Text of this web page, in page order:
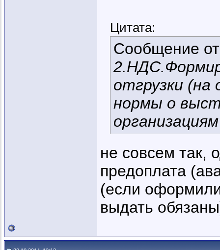
Цитата:
Сообщение
отгрузки
нормы о
не совсем так,
предоплата
(если
выдать